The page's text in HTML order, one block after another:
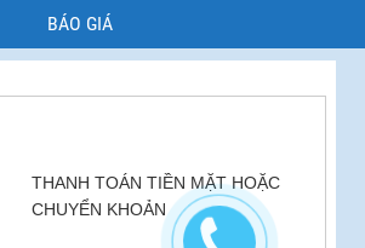
BÁO GIÁ
THANH TOÁN TIỀN MẶT HOẶC
CHUYỂN KHOẢN